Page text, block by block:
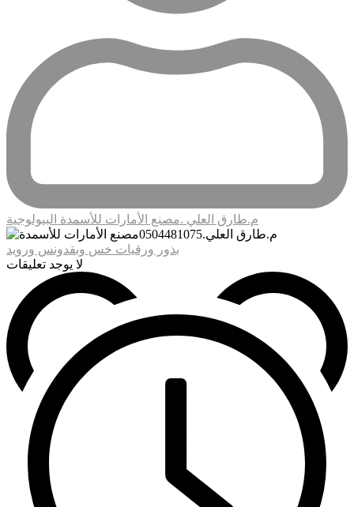
م.طارق العلي .مصنع الأمارات للأسمدة البيولوجية
بذور ورقيات خس وبقدونس ورويد
لا يوجد تعليقات